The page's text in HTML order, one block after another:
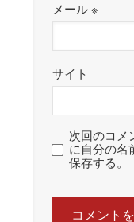
メール※
サイト
次回のコメ
に自分の名
保存する。